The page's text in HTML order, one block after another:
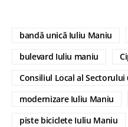
bandă unică Iuliu Maniu
bulevard Iuliu maniu
Consiliul Local al Sectorului
modernizare Iuliu Maniu
piste biciclete Iuliu Maniu